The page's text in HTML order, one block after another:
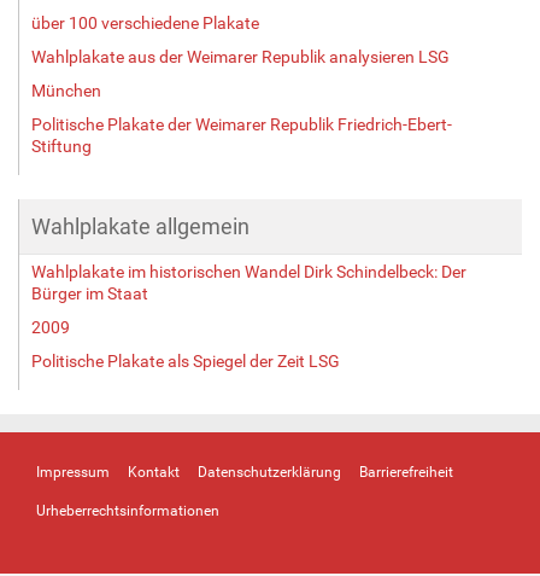
über 100 verschiedene Plakate
Wahlplakate aus der Weimarer Republik analysieren LSG
München
Politische Plakate der Weimarer Republik Friedrich-Ebert-
Stiftung
Wahlplakate allgemein
Wahlplakate im historischen Wandel Dirk Schindelbeck: Der
Bürger im Staat
2009
Politische Plakate als Spiegel der Zeit LSG
Impressum Kontakt Datenschutzerklärung Barrierefreiheit
Urheberrechtsinformationen